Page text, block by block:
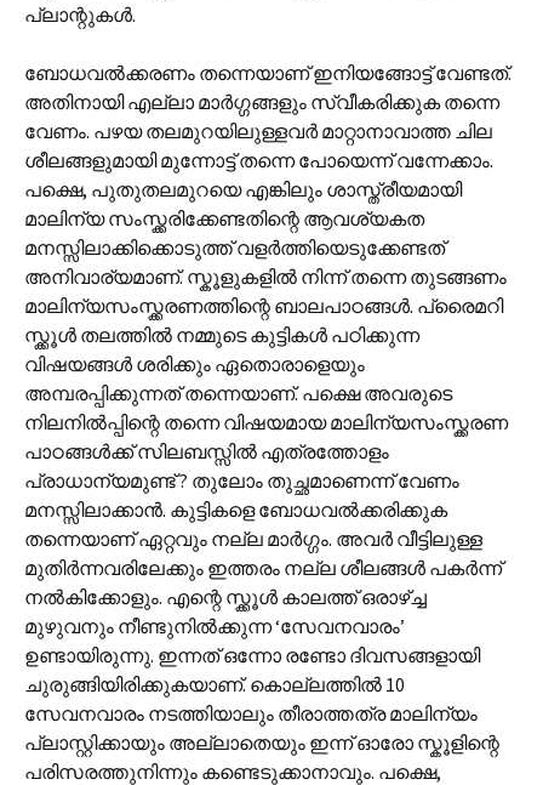
പ്ലാന്റുകള്‍.
ബോധവല്‍ക്കരണം തന്നെയാണ് ഇനിയങ്ങോട്ട് വേണ്ടത്.
അതിനായി എല്ലാ മാര്‍ഗ്ഗങ്ങളും സ്വീകരിക്കുക തന്നെ
വേണം. പഴയ തലമുറയിലുള്ളവര്‍ മാറ്റാനാവാത്ത ചില
ശീലങ്ങളുമായി മുന്നോട്ട് തന്നെ പോയെന്ന് വന്നേക്കാം.
പക്ഷെ, പുതുതലമുറയെ എങ്കിലും ശാസ്ത്രീയമായി
മാലിന്യ സംസ്ക്കരിക്കേണ്ടതിന്റെ ആവശ്യകത
മനസ്സിലാക്കിക്കൊടുത്ത് വളര്‍ത്തിയെടുക്കേണ്ടത്
അനിവാര്യമാണ്. സ്കൂളുകളില്‍ നിന്ന് തന്നെ തുടങ്ങണം
മാലിന്യസംസ്ക്കരണത്തിന്റെ ബാലപാഠങ്ങള്‍. പ്രൈമറി
സ്ക്കൂള്‍ തലത്തില്‍ നമ്മുടെ കുട്ടികള്‍ പഠിക്കുന്ന
വിഷയങ്ങള്‍ ശരിക്കും ഏതൊരാളെയും
അമ്പരപ്പിക്കുന്നത് തന്നെയാണ്. പക്ഷെ അവരുടെ
നിലനില്‍പ്പിന്റെ തന്നെ വിഷയമായ മാലിന്യസംസ്ക്കരണ
പാഠങ്ങള്‍ക്ക് സിലബസ്സില്‍ എത്രത്തോളം
പ്രാധാന്യമുണ്ട് ? തുലോം തുച്ഛമാണെന്ന് വേണം
മനസ്സിലാക്കാന്‍. കുട്ടികളെ ബോധവല്‍ക്കരിക്കുക
തന്നെയാണ് ഏറ്റവും നല്ല മാര്‍ഗ്ഗം. അവര്‍ വീട്ടിലുള്ള
മുതിര്‍ന്നവരിലേക്കും ഇത്തരം നല്ല ശീലങ്ങള്‍ പകര്‍ന്ന്
നല്‍കിക്കോളും. എന്റെ സ്ക്കൂള്‍ കാലത്ത് ഒരാഴ്ച്ച
മുഴുവനും നീണ്ടുനില്‍ക്കുന്ന ‘സേവനവാരം’
ഉണ്ടായിരുന്നു. ഇന്നത് ഒന്നോ രണ്ടോ ദിവസങ്ങളായി
ചുരുങ്ങിയിരിക്കുകയാണ്. കൊല്ലത്തില്‍ 10
സേവനവാരം നടത്തിയാലും തീരാത്തത്ര മാലിന്യം
പ്ലാസ്റ്റിക്കായും അല്ലാതെയും ഇന്ന് ഓരോ സ്കൂളിന്റെ
പരിസരത്തുനിന്നും കണ്ടെടുക്കാനാവും. പക്ഷെ,